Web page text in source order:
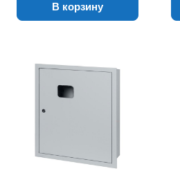
В корзину